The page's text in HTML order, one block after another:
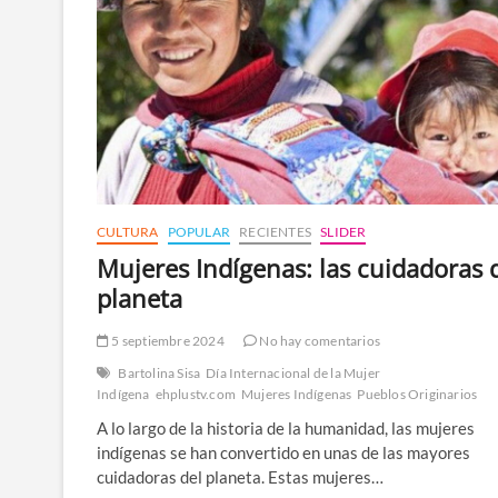
CULTURA POPULAR RECIENTES SLIDER
Mujeres Indígenas: las cuidadoras
planeta
5 septiembre 2024
No hay comentarios
Bartolina Sisa Día Internacional de la Mujer
Indígena ehplustv.com Mujeres Indígenas Pueblos Originarios
A lo largo de la historia de la humanidad, las mujeres
indígenas se han convertido en unas de las mayores
cuidadoras del planeta. Estas mujeres…